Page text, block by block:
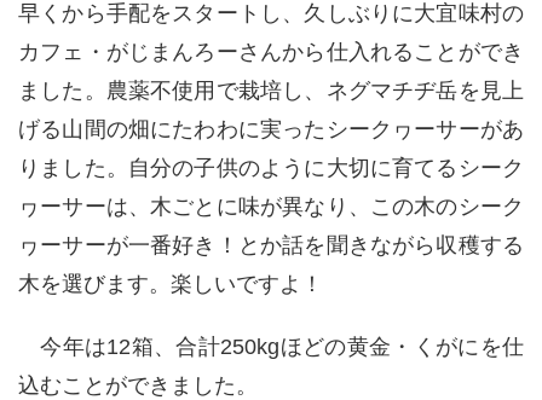
早くから手配をスタートし、久しぶりに大宜味村の
カフェ・がじまんろーさんから仕入れることができ
ました。農薬不使用で栽培し、ネグマチヂ岳を見上
げる山間の畑にたわわに実ったシークヮーサーがあ
りました。自分の子供のように大切に育てるシーク
ヮーサーは、木ごとに味が異なり、この木のシーク
ヮーサーが一番好き！とか話を聞きながら収穫する
木を選びます。楽しいですよ！
今年は12箱、合計250kgほどの黄金・くがにを仕
込むことができました。